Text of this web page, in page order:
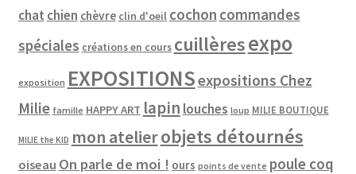
chat chien chèvre clin d'oeil cochon commandes
spéciales créations en cours cuillèresexpo
exposition EXPOSITIONSexpositions Chez
Milie famille HAPPY ART lapin louches loup MILIE BOUTIQUE
MILIE the KID mon atelierobjets détournés
oiseau On parle de moi ! ours points de vente poule coq